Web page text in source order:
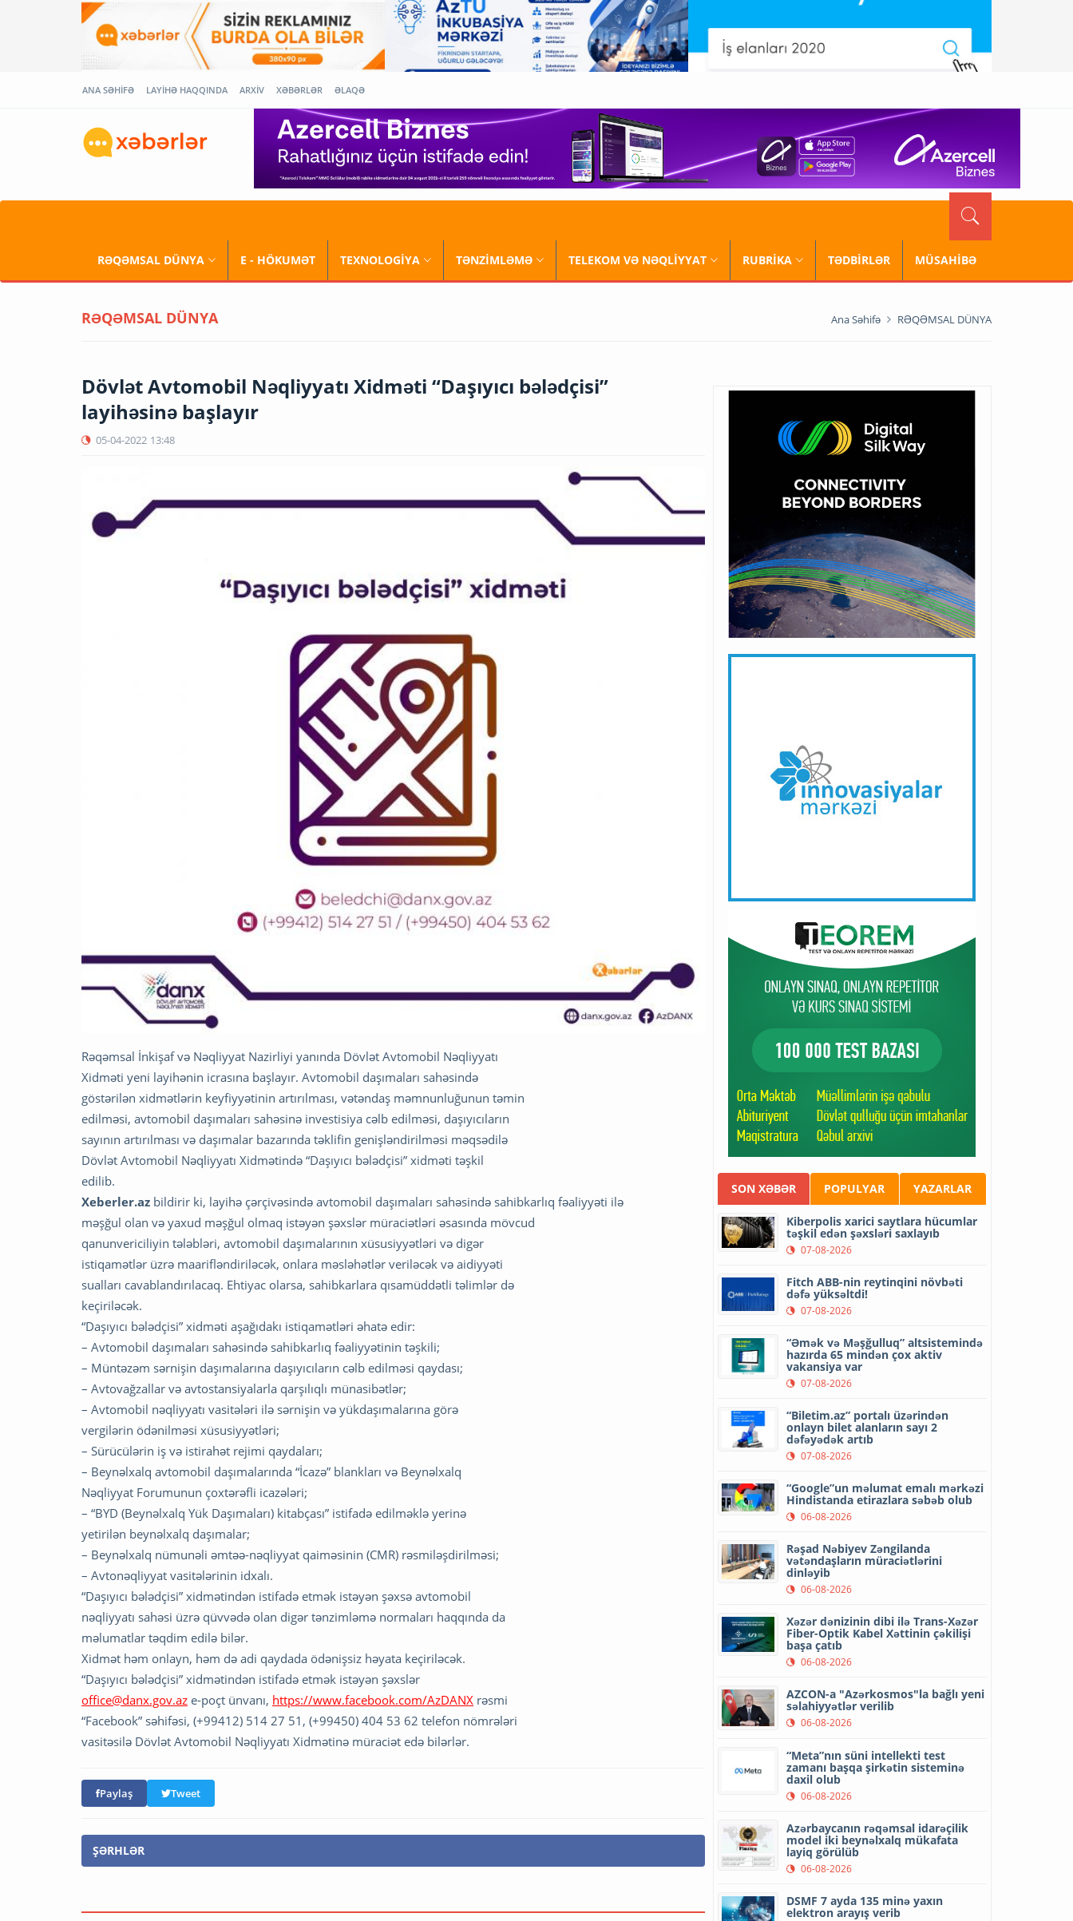
ANA SƏHİFƏ LAYİHƏ HAQQINDA ARXİV XƏBƏRLƏR ƏLAQƏ
RƏQƏMSAL DÜNYA E - HÖKUMƏT TEXNOLOGİYA TƏNZİMLƏMƏ TELEKOM VƏ NƏQLİYYAT RUBRİKA TƏDBİRLƏR MÜSAHİBƏ
RƏQƏMSAL DÜNYA Ana Səhifə RƏQƏMSAL DÜNYA
Dövlət Avtomobil Nəqliyyatı Xidməti “Daşıyıcı bələdçisi”
layihəsinə başlayır
05-04-2022 13:48
Rəqəmsal İnkişaf və Nəqliyyat Nazirliyi yanında Dövlət Avtomobil Nəqliyyatı
Xidməti yeni layihənin icrasına başlayır. Avtomobil daşımaları sahəsində
göstərilən xidmətlərin keyfiyyətinin artırılması, vətəndaş məmnunluğunun təmin
edilməsi, avtomobil daşımaları sahəsinə investisiya cəlb edilməsi, daşıyıcıların
sayının artırılması və daşımalar bazarında təklifin genişləndirilməsi məqsədilə
Dövlət Avtomobil Nəqliyyatı Xidmətində “Daşıyıcı bələdçisi” xidməti təşkil
edilib.
Xeberler.az bildirir ki, layihə çərçivəsində avtomobil daşımaları sahəsində sahibkarlıq fəaliyyəti ilə
məşğul olan və yaxud məşğul olmaq istəyən şəxslər müraciətləri əsasında mövcud
qanunvericiliyin tələbləri, avtomobil daşımalarının xüsusiyyətləri və digər
istiqamətlər üzrə maarifləndiriləcək, onlara məsləhətlər veriləcək və aidiyyəti
sualları cavablandırılacaq. Ehtiyac olarsa, sahibkarlara qısamüddətli təlimlər də
keçiriləcək.
“Daşıyıcı bələdçisi” xidməti aşağıdakı istiqamətləri əhatə edir:
– Avtomobil daşımaları sahəsində sahibkarlıq fəaliyyətinin təşkili;
– Müntəzəm sərnişin daşımalarına daşıyıcıların cəlb edilməsi qaydası;
– Avtovağzallar və avtostansiyalarla qarşılıqlı münasibətlər;
– Avtomobil nəqliyyatı vasitələri ilə sərnişin və yükdaşımalarına görə
vergilərin ödənilməsi xüsusiyyətləri;
– Sürücülərin iş və istirahət rejimi qaydaları;
– Beynəlxalq avtomobil daşımalarında “İcazə” blankları və Beynəlxalq
Nəqliyyat Forumunun çoxtərəfli icazələri;
– “BYD (Beynəlxalq Yük Daşımaları) kitabçası” istifadə edilməklə yerinə
yetirilən beynəlxalq daşımalar;
– Beynəlxalq nümunəli əmtəə-nəqliyyat qaiməsinin (CMR) rəsmiləşdirilməsi;
– Avtonəqliyyat vasitələrinin idxalı.
“Daşıyıcı bələdçisi” xidmətindən istifadə etmək istəyən şəxsə avtomobil
nəqliyyatı sahəsi üzrə qüvvədə olan digər tənzimləmə normaları haqqında da
məlumatlar təqdim edilə bilər.
Xidmət həm onlayn, həm də adi qaydada ödənişsiz həyata keçiriləcək.
“Daşıyıcı bələdçisi” xidmətindən istifadə etmək istəyən şəxslər
office@danx.gov.az e-poçt ünvanı, https://www.facebook.com/AzDANX rəsmi
“Facebook” səhifəsi, (+99412) 514 27 51, (+99450) 404 53 62 telefon nömrələri
vasitəsilə Dövlət Avtomobil Nəqliyyatı Xidmətinə müraciət edə bilərlər.
Paylaş Tweet
ŞƏRHLƏR
SON XƏBƏR POPULYAR YAZARLAR
Kiberpolis xarici saytlara hücumlar
təşkil edən şəxsləri saxlayıb
07-08-2026
Fitch ABB-nin reytinqini növbəti
dəfə yüksəltdi!
07-08-2026
“Əmək və Məşğulluq” altsistemində
hazırda 65 mindən çox aktiv
vakansiya var
07-08-2026
“Biletim.az” portalı üzərindən
onlayn bilet alanların sayı 2
dəfəyədək artıb
07-08-2026
“Google”un məlumat emalı mərkəzi
Hindistanda etirazlara səbəb olub
06-08-2026
Rəşad Nəbiyev Zəngilanda
vətəndaşların müraciətlərini
dinləyib
06-08-2026
Xəzər dənizinin dibi ilə Trans-Xəzər
Fiber-Optik Kabel Xəttinin çəkilişi
başa çatıb
06-08-2026
AZCON-a "Azərkosmos"la bağlı yeni
səlahiyyətlər verilib
06-08-2026
“Meta”nın süni intellekti test
zamanı başqa şirkətin sisteminə
daxil olub
06-08-2026
Azərbaycanın rəqəmsal idarəçilik
model iki beynəlxalq mükafata
layiq görülüb
06-08-2026
DSMF 7 ayda 135 minə yaxın
elektron arayış verib